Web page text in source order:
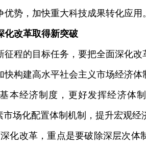
优势，加快重大科技成果转化应用。
化改革取得新突破
的目标任务，要把全面深化改
建高水平社会主义市场经济体
本经济制度，更好发挥经济体
市场化配置体制机制，提升宏观经
改革，重点是要破除深层次体